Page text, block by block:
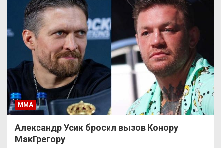
ММА
Александр Усик бросил вызов Конору
МакГрегору